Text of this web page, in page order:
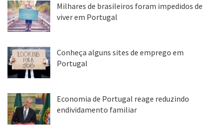
Milhares de brasileiros foram impedidos de
viver em Portugal
Conheça alguns sites de emprego em
Portugal
Economia de Portugal reage reduzindo
endividamento familiar